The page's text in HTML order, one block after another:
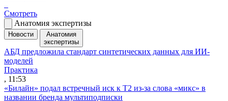
Смотреть
Анатомия экспертизы
Новости
Анатомия
экспертизы
АБД предложила стандарт синтетических данных для ИИ-
моделей
Практика
, 11:53
«Билайн» подал встречный иск к Т2 из-за слова «микс» в
названии бренда мультиподписки